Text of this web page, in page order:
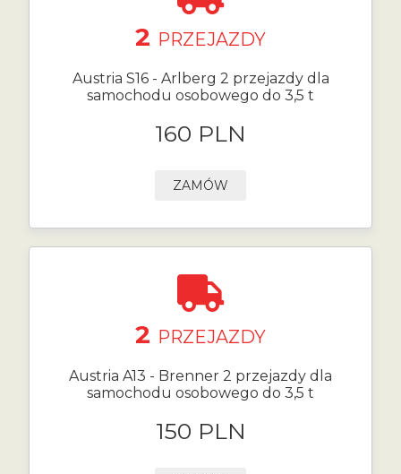
2 PRZEJAZDY
Austria S16 - Arlberg 2 przejazdy dla
samochodu osobowego do 3,5 t
160 PLN
ZAMÓW
2 PRZEJAZDY
Austria A13 - Brenner 2 przejazdy dla
samochodu osobowego do 3,5 t
150 PLN